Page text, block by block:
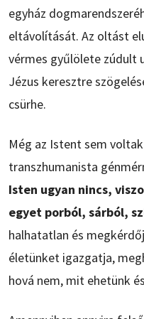
egyház
eltávolítását. Az oltást
vérmes gyűlölete zúdult
Jézus keresztre
csürhe.
Még az Istent sem
transzhumanista
Isten ugyan nincs,
egyet porból, sárból,
halhatatlan és
életünket igazgatja,
hová nem, mit ehetünk